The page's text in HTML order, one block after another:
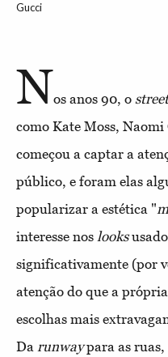
Gucci
Nos anos 90, o
como Kate Moss,
começou a captar a
público, e foram elas
popularizar a estética "
interesse nos looks
significativamente (por
atenção do que a própria
escolhas mais
Da runwaypara as ruas,